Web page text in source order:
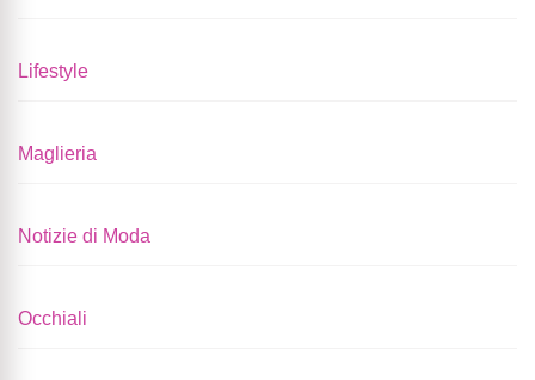
Lifestyle
Maglieria
Notizie di Moda
Occhiali